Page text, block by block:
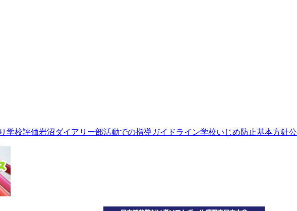
学校評価岩沼ダイアリー部活動での指導ガイドライン学校いじめ防止基本方針